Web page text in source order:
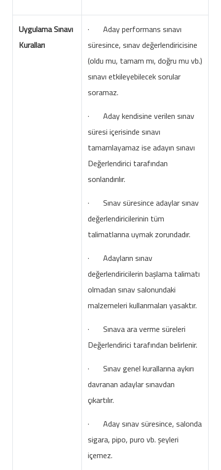
Uygulama Sınavı
Kuralları
· Aday performans sınavı
süresince, sınav değerlendiricisine
(oldu mu, tamam mı, doğru mu vb.)
sınavı etkileyebilecek sorular
soramaz.
· Aday kendisine verilen sınav
süresi içerisinde sınavı
tamamlayamaz ise adayın sınavı
Değerlendirici tarafından
sonlandırılır.
· Sınav süresince adaylar sınav
değerlendiricilerinin tüm
talimatlarına uymak zorundadır.
· Adayların sınav
değerlendiricilerin başlama talimatı
olmadan sınav salonundaki
malzemeleri kullanmaları yasaktır.
· Sınava ara verme süreleri
Değerlendirici tarafından belirlenir.
· Sınav genel kurallarına aykırı
davranan adaylar sınavdan
çıkartılır.
· Aday sınav süresince, salonda
sigara, pipo, puro vb. şeyleri
içemez.